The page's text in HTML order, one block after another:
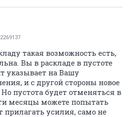
2269137
такая возможность есть,
Вы в раскладе в пустоте
указывает на Вашу
и с другой стороны новое
пустота будет отменяться в
месяцы можете попытать
прилагать усилия, само не